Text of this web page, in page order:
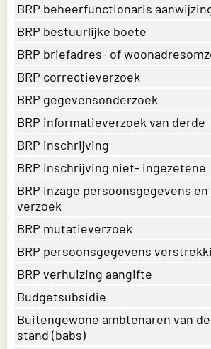
BRP beheerfunctionaris
BRP bestuurlijke boete
BRP briefadres- of
BRP correctieverzoek
BRP gegevensonderzoek
BRP informatieverzoek van derde
BRP inschrijving
BRP inschrijving niet- ingezetene
BRP inzage persoonsgegevens
verzoek
BRP mutatieverzoek
BRP persoonsgegevens
BRP verhuizing aangifte
Budgetsubsidie
Buitengewone ambtenaren van
stand (babs)